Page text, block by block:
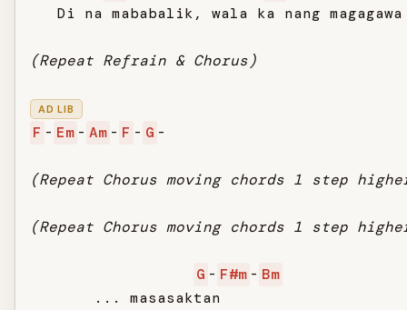
   Di na mababalik, wala ka nang magagawa
(Repeat Refrain & Chorus)
AD LIB
F - Em - Am - F - G -
(Repeat Chorus moving chords 1 step
(Repeat Chorus moving chords 1 step
G - F#m - Bm
       ... masasaktan